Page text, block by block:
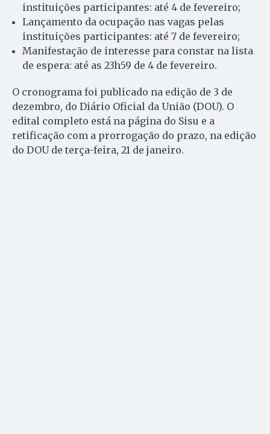
instituições participantes: até 4 de fevereiro;
Lançamento da ocupação nas vagas pelas
instituições participantes: até 7 de fevereiro;
Manifestação de interesse para constar na lista
de espera: até as 23h59 de 4 de fevereiro.
O cronograma foi publicado na edição de 3 de
dezembro, do Diário Oficial da União (DOU). O
edital completo está na página do Sisu e a
retificação com a prorrogação do prazo, na edição
do DOU de terça-feira, 21 de janeiro.